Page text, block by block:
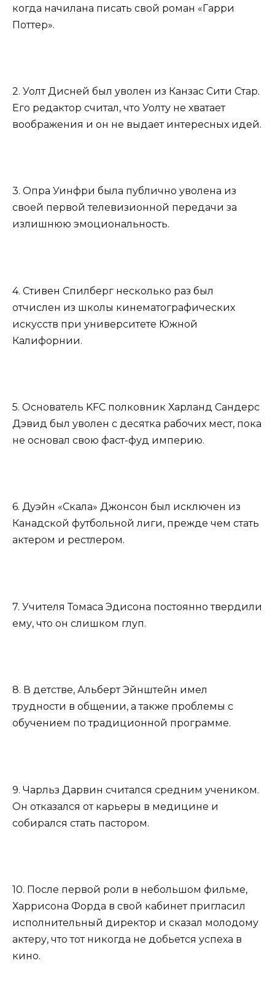
когда начилана писать свой роман «Гарри
Поттер».
2. Уолт Дисней был уволен из Канзас Сити Стар.
Его редактор считал, что Уолту не хватает
воображения и он не выдает интересных идей.
3. Опра Уинфри была публично уволена из
своей первой телевизионной передачи за
излишнюю эмоциональность.
4. Стивен Спилберг несколько раз был
отчислен из школы кинематографических
искусств при университете Южной
Калифорнии.
5. Основатель KFC полковник Харланд Сандерс
Дэвид был уволен с десятка рабочих мест, пока
не основал свою фаст-фуд империю.
6. Дуэйн «Скала» Джонсон был исключен из
Канадской футбольной лиги, прежде чем стать
актером и рестлером.
7. Учителя Томаса Эдисона постоянно твердили
ему, что он слишком глуп.
8. В детстве, Альберт Эйнштейн имел
трудности в общении, а также проблемы с
обучением по традиционной программе.
9. Чарльз Дарвин считался средним учеником.
Он отказался от карьеры в медицине и
собирался стать пастором.
10. После первой роли в небольшом фильме,
Харрисона Форда в свой кабинет пригласил
исполнительный директор и сказал молодому
актеру, что тот никогда не добьется успеха в
кино.